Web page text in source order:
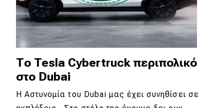
Το Tesla Cybertruck περιπολικό
στο Dubai
Η Αστυνομία του Dubai μας έχει συνηθίσει σε